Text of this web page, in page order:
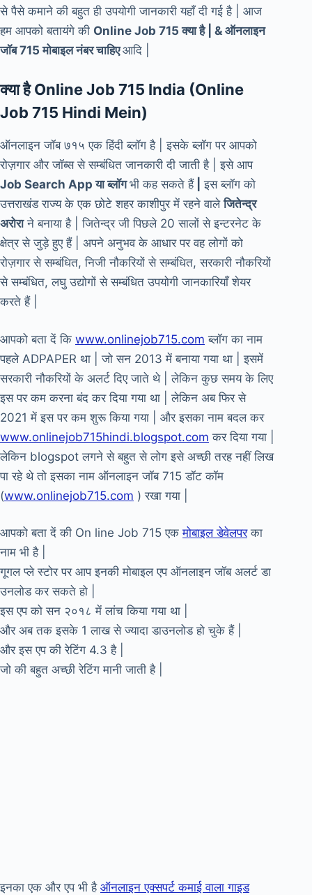
से पैसे कमाने की बहुत ही उपयोगी जानकारी यहाँ दी गई है | आज
हम आपको बतायंगे की Online Job 715 क्या है | & ऑनलाइन
जॉब 715 मोबाइल नंबर चाहिएआदि |
क्या है Online Job 715 India (Online
Job 715 Hindi Mein)
ऑनलाइन जॉब ७१५ एक हिंदी ब्लॉग है | इसके ब्लॉग पर आपको
रोज़गार और जॉब्स से सम्बंधित जानकारी दी जाती है | इसे आप
Job Search App या ब्लॉगभी कह सकते हैं|
इस ब्लॉग को
उत्तराखंड राज्य के एक छोटे शहर काशीपुर में रहने वालेजितेन्द्र
अरोराने बनाया है | जितेन्द्र जी पिछले 20 सालों से इन्टरनेट के
क्षेत्र से जुड़े हुए हैं | अपने अनुभव के आधार पर वह लोगों को
रोज़गार से सम्बंधित, निजी नौकरियों से सम्बंधित, सरकारी नौकरियों
से सम्बंधित, लघु उद्योगों से सम्बंधित उपयोगी जानकारियाँ शेयर
करते हैं |
आपको बता दें कि www.onlinejob715.com ब्लॉग का नाम
पहले ADPAPER था | जो सन 2013 में बनाया गया था | इसमें
सरकारी नौकरियों के अलर्ट दिए जाते थे | लेकिन कुछ समय के लिए
इस पर कम करना बंद कर दिया गया था | लेकिन अब फिर से
2021 में इस पर कम शुरू किया गया | और इसका नाम बदल कर
www.onlinejob715hindi.blogspot.com कर दिया गया |
लेकिन blogspot लगने से बहुत से लोग इसे अच्छी तरह नहीं लिख
पा रहे थे तो इसका नाम ऑनलाइन जॉब 715 डॉट कॉम
(www.onlinejob715.com ) रखा गया |
आपको बता दें की On line Job 715 एकमोबाइल डेवेलपरका
नाम भी है |
गूगल प्ले स्टोर पर आप इनकी मोबाइल एप ऑनलाइन जॉब अलर्ट डा
उनलोड कर सकते हो |
इस एप को सन २०१८ में लांच किया गया था |
और अब तक इसके 1 लाख से ज्यादा डाउनलोड हो चुके हैं |
और इस एप की रेटिंग 4.3 है |
जो की बहुत अच्छी रेटिंग मानी जाती है |
इनका एक और एप भी है ऑनलाइन एक्सपर्ट कमाई वाला गाइड